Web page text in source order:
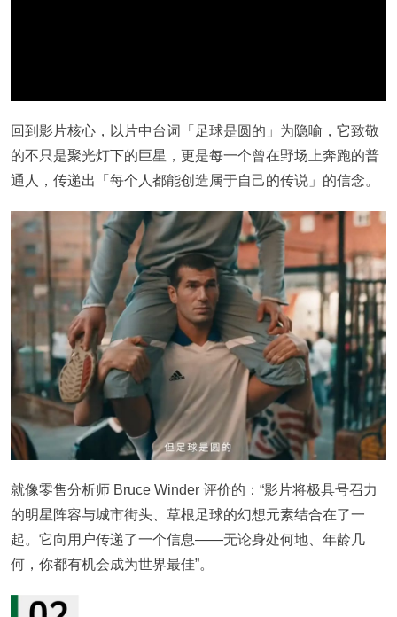
回到影片核心，以片中台词「足球是圆的」为隐喻，它致敬
的不只是聚光灯下的巨星，更是每一个曾在野场上奔跑的普
通人，传递出「每个人都能创造属于自己的传说」的信念。
就像零售分析师 Bruce Winder 评价的：“影片将极具号召力
的明星阵容与城市街头、草根足球的幻想元素结合在了一
起。它向用户传递了一个信息——无论身处何地、年龄几
何，你都有机会成为世界最佳”。